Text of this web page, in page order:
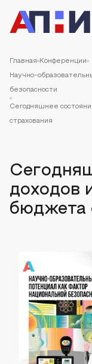
Главная Конференции
Научно-
безопасности
Сегодняшнее
страхования
доходов
бюджета